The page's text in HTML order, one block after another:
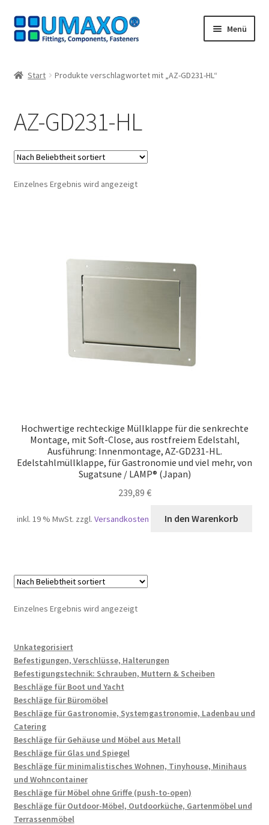
Zur
Navigation
Zum
Inhalt
Menü
Datenschutz
Impressum
Kasse
Vertrag widerrufen
Start Produkte verschlagwortet mit „AZ-GD231-HL“
AZ-GD231-HL
Einzelnes Ergebnis wird angezeigt
Hochwertige rechteckige Müllklappe für die senkrechte
Montage, mit Soft-Close, aus rostfreiem Edelstahl,
Ausführung: Innenmontage, AZ-GD231-HL.
Edelstahlmüllklappe, für Gastronomie und viel mehr, von
Sugatsune / LAMP® (Japan)
239,89 €
inkl. 19 % MwSt. zzgl.Versandkosten In den Warenkorb
Einzelnes Ergebnis wird angezeigt
Unkategorisiert
Befestigungen, Verschlüsse, Halterungen
Befestigungstechnik: Schrauben, Muttern & Scheiben
Beschläge für Boot und Yacht
Beschläge für Büromöbel
Beschläge für Gastronomie, Systemgastronomie, Ladenbau und
Catering
Beschläge für Gehäuse und Möbel aus Metall
Beschläge für Glas und Spiegel
Beschläge für minimalistisches Wohnen, Tinyhouse, Minihaus
und Wohncontainer
Beschläge für Möbel ohne Griffe (push-to-open)
Beschläge für Outdoor-Möbel, Outdoorküche, Gartenmöbel und
Terrassenmöbel